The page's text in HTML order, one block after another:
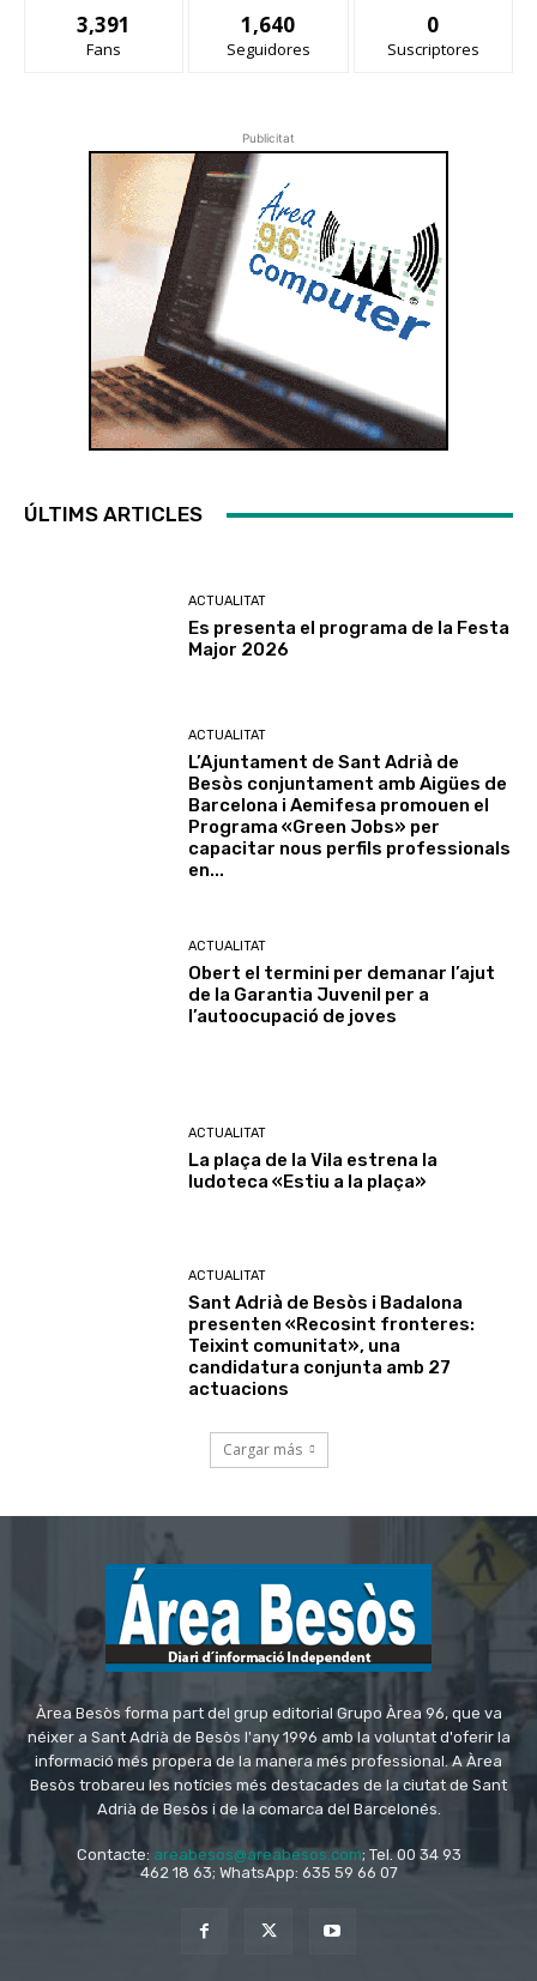
Àrea Besòs forma part del grup editorial Grupo Àrea 96, que va
néixer a Sant Adrià de Besòs l'any 1996 amb la voluntat d'oferir la
informació més propera de la manera més professional. A Àrea
Besòs trobareu les notícies més destacades de la ciutat de Sant
Adrià de Besòs i de la comarca del Barcelonés.
Contacte: areabesos@areabesos.com; Tel. 00 34 93
462 18 63; WhatsApp: 635 59 66 07